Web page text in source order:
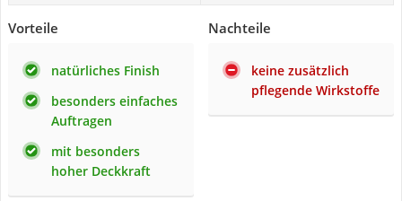
Vorteile
natürliches Finish
besonders einfaches
Auftragen
mit besonders
hoher Deckkraft
Nachteile
keine zusätzlich
pflegende Wirkstoffe